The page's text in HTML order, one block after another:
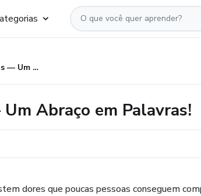
Mães Atípicas — Um Abraço em Palavras!
Abraço em Palavras!
dores que poucas pessoas conseguem